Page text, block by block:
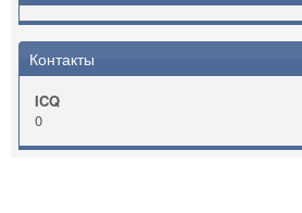
Контакты
ICQ
0